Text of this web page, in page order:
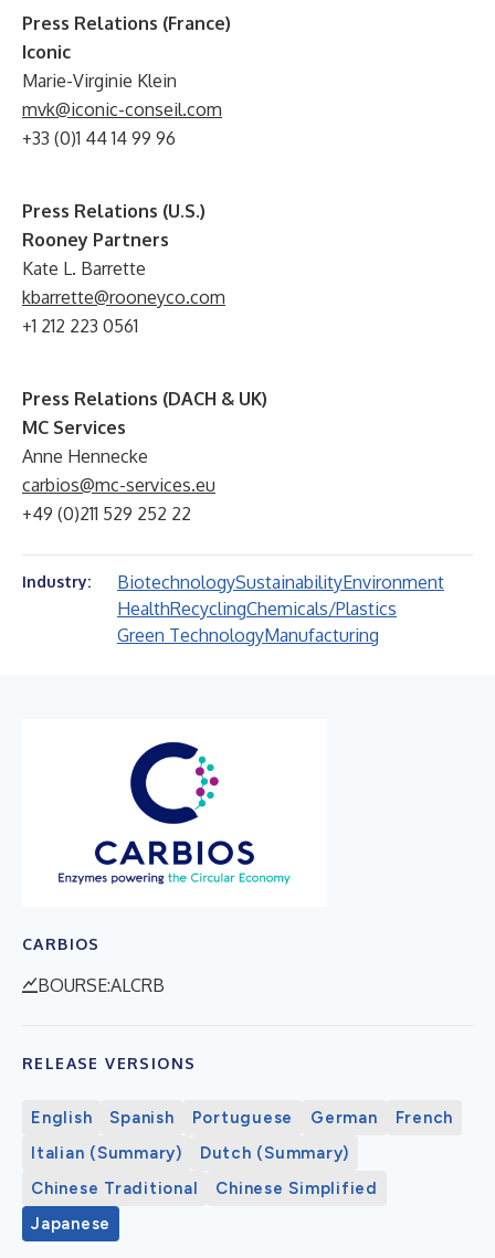
Press Relations (France)
Iconic
Marie-Virginie Klein
mvk@iconic-conseil.com
+33 (0)1 44 14 99 96
Press Relations (U.S.)
Rooney Partners
Kate L. Barrette
kbarrette@rooneyco.com
+1 212 223 0561
Press Relations (DACH & UK)
MC Services
Anne Hennecke
carbios@mc-services.eu
+49 (0)211 529 252 22
Industry: BiotechnologySustainabilityEnvironment
HealthRecyclingChemicals/Plastics
Green TechnologyManufacturing
CARBIOS
BOURSE:ALCRB
RELEASE VERSIONS
English Spanish Portuguese German
French
Italian (Summary)
Dutch (Summary)
Chinese Traditional
Chinese Simplified
Japanese